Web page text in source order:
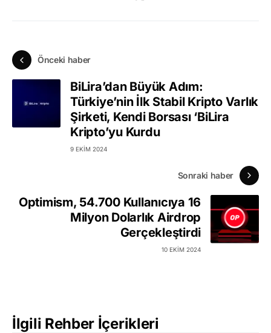
Önceki haber
BiLira’dan Büyük Adım:
Türkiye’nin İlk Stabil Kripto Varlık
Şirketi, Kendi Borsası ‘BiLira
Kripto’yu Kurdu
9 EKIM 2024
Sonraki haber
Optimism, 54.700 Kullanıcıya 16
Milyon Dolarlık Airdrop
Gerçekleştirdi
10 EKIM 2024
İlgili Rehber İçerikleri